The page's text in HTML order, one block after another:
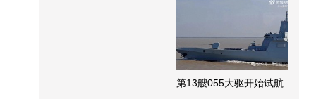
第13艘055大驱开始试航